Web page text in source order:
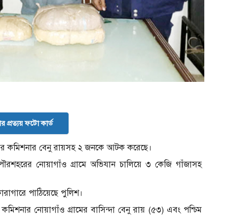
প্রত্যয় ফটো কার্ড
কমিশনার বেনু রায়সহ ২ জনকে আটক করেছে।
নোয়াগাঁও গ্রামে অভিযান চালিয়ে ৩ কেজি গাঁজাসহ
পাঠিয়েছে পুলিশ।
নোয়াগাঁও গ্রামের বাসিন্দা বেনু রায় (৫৩) এবং পশ্চিম